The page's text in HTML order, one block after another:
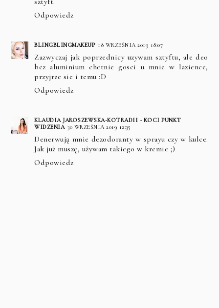
Odpowiedz
BLINGBLINGMAKEUP 18 WRZEŚNIA 2019 18:07
Zazwyczaj jak poprzednicy uzywam sztyftu, ale deo
bez aluminium chetnie gosci u mnie w lazience,
przyjrze sie i temu :D
Odpowiedz
KLAUDIA JAROSZEWSKA-KOTRADII - KOCI PUNKT
WIDZENIA 30 WRZEŚNIA 2019 12:35
Denerwują mnie dezodoranty w sprayu czy w kulce.
Jak już muszę, używam takiego w kremie ;)
Odpowiedz